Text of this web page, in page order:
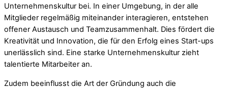
Unternehmenskultur bei. In einer Umgebung, in der alle
Mitglieder regelmäßig miteinander interagieren, entstehen
offener Austausch und Teamzusammenhalt. Dies fördert die
Kreativität und Innovation, die für den Erfolg eines Start-ups
unerlässlich sind. Eine starke Unternehmenskultur zieht
talentierte Mitarbeiter an.
Zudem beeinflusst die Art der Gründung auch die